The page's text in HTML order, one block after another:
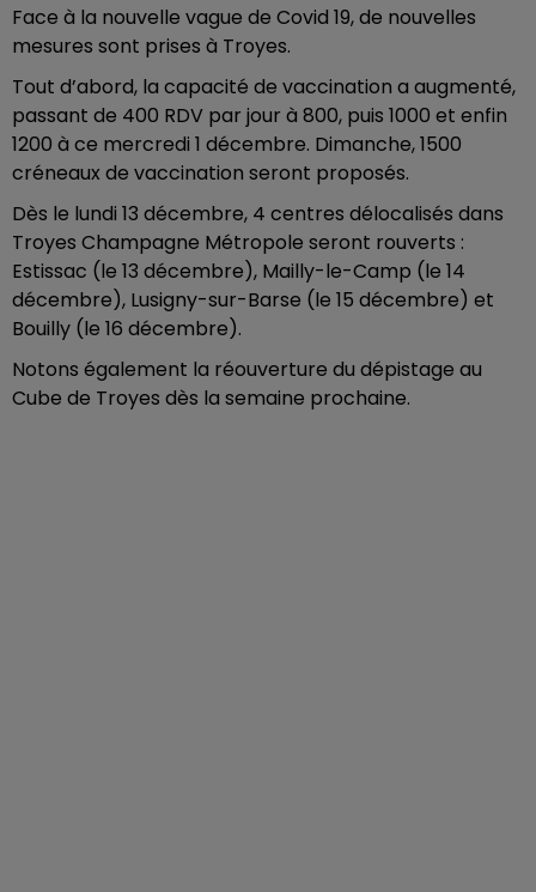
Face à la nouvelle vague de Covid 19, de nouvelles
mesures sont prises à Troyes.
Tout d’abord, la capacité de vaccination a augmenté,
passant de 400 RDV par jour à 800, puis 1000 et enfin
1200 à ce mercredi 1 décembre. Dimanche, 1500
créneaux de vaccination seront proposés.
Dès le lundi 13 décembre, 4 centres délocalisés dans
Troyes Champagne Métropole seront rouverts :
Estissac (le 13 décembre), Mailly-le-Camp (le 14
décembre), Lusigny-sur-Barse (le 15 décembre) et
Bouilly (le 16 décembre).
Notons également la réouverture du dépistage au
Cube de Troyes dès la semaine prochaine.